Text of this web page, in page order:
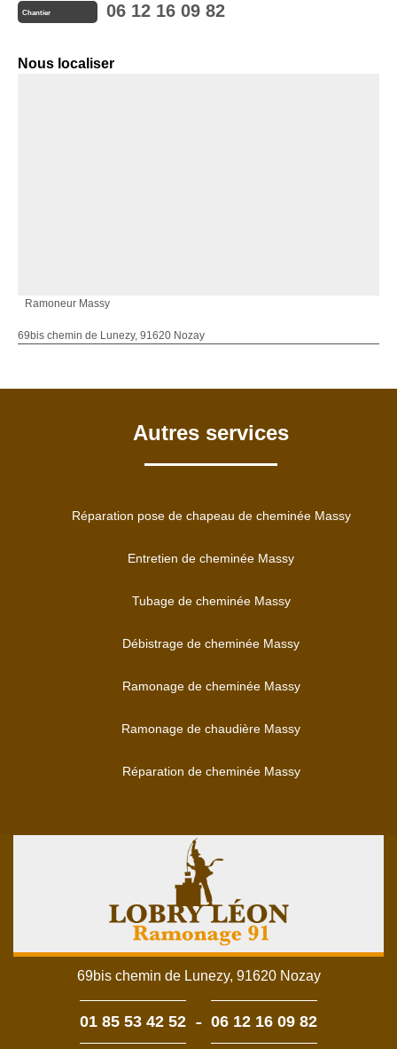
Chantier 06 12 16 09 82
Nous localiser
Ramoneur Massy
69bis chemin de Lunezy, 91620 Nozay
Autres services
Réparation pose de chapeau de cheminée Massy
Entretien de cheminée Massy
Tubage de cheminée Massy
Débistrage de cheminée Massy
Ramonage de cheminée Massy
Ramonage de chaudière Massy
Réparation de cheminée Massy
69bis chemin de Lunezy, 91620 Nozay
01 85 53 42 52 - 06 12 16 09 82